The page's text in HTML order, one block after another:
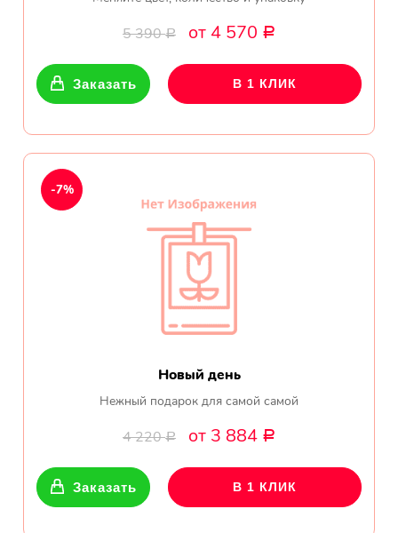
5 390Р от 4 570 Р
Заказать В 1 КЛИК
Новый день
Нежный подарок для самой самой
4 220Р от 3 884 Р
-7%
Заказать В 1 КЛИК